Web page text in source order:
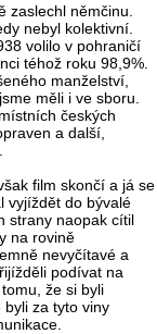
zaslechl němčinu.
nebyl kolektivní.
volilo v pohraničí
téhož roku 98,9%.
manželství,
měli i ve sboru.
českých
a další,
film skončí a já se
vyjíždět do bývalé
strany naopak cítil
na rovině
nevyčítavé a
podívat na
že si byli
byli za tyto viny